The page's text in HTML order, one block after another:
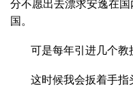
分不愿出去漂求安逸在
国。
可是每年引进几个教
这时候我会扳着手指